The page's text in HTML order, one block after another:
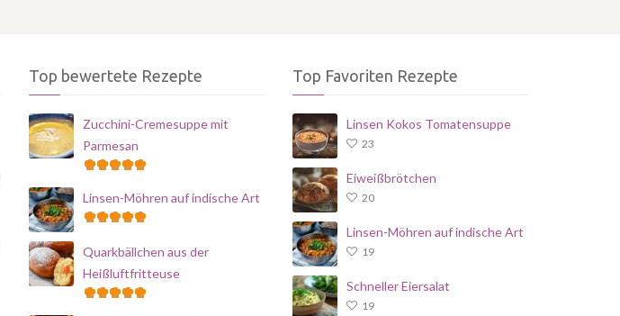
Top bewertete Rezepte
Zucchini-Cremesuppe mit
Parmesan
Linsen-Möhren auf indische Art
Quarkbällchen aus der
Heißluftfritteuse
Top Favoriten Rezepte
Linsen Kokos Tomatensuppe
23
Eiweißbrötchen
20
Linsen-Möhren auf indische Art
19
Schneller Eiersalat
19